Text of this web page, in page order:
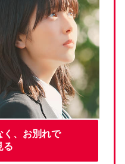
く、お別れで
る